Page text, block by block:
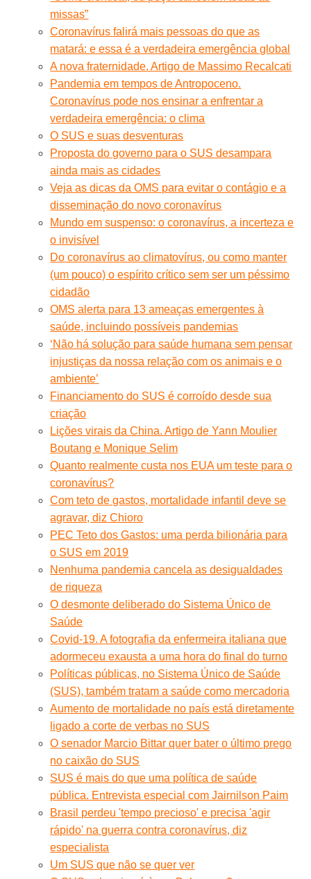
missas”
Coronavírus falirá mais pessoas do que as
matará: e essa é a verdadeira emergência global
A nova fraternidade. Artigo de Massimo Recalcati
Pandemia em tempos de Antropoceno.
Coronavírus pode nos ensinar a enfrentar a
verdadeira emergência: o clima
O SUS e suas desventuras
Proposta do governo para o SUS desampara
ainda mais as cidades
Veja as dicas da OMS para evitar o contágio e a
disseminação do novo coronavírus
Mundo em suspenso: o coronavírus, a incerteza e
o invisível
Do coronavírus ao climatovírus, ou como manter
(um pouco) o espírito crítico sem ser um péssimo
cidadão
OMS alerta para 13 ameaças emergentes à
saúde, incluindo possíveis pandemias
‘Não há solução para saúde humana sem pensar
injustiças da nossa relação com os animais e o
ambiente’
Financiamento do SUS é corroído desde sua
criação
Lições virais da China. Artigo de Yann Moulier
Boutang e Monique Selim
Quanto realmente custa nos EUA um teste para o
coronavírus?
Com teto de gastos, mortalidade infantil deve se
agravar, diz Chioro
PEC Teto dos Gastos: uma perda bilionária para
o SUS em 2019
Nenhuma pandemia cancela as desigualdades
de riqueza
O desmonte deliberado do Sistema Único de
Saúde
Covid-19. A fotografia da enfermeira italiana que
adormeceu exausta a uma hora do final do turno
Políticas públicas, no Sistema Único de Saúde
(SUS), também tratam a saúde como mercadoria
Aumento de mortalidade no país está diretamente
ligado a corte de verbas no SUS
O senador Marcio Bittar quer bater o último prego
no caixão do SUS
SUS é mais do que uma política de saúde
pública. Entrevista especial com Jairnilson Paim
Brasil perdeu 'tempo precioso' e precisa 'agir
rápido' na guerra contra coronavírus, diz
especialista
Um SUS que não se quer ver